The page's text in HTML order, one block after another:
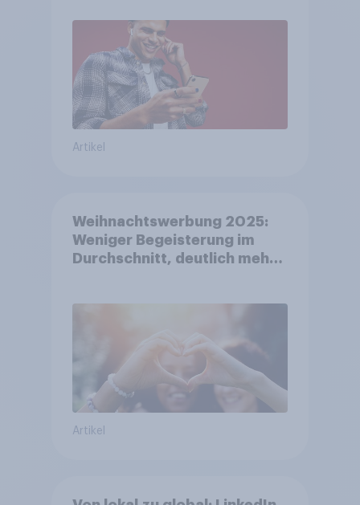
Artikel
Weihnachtswerbung 2025:
Weniger Begeisterung im
Durchschnitt, deutlich mehr
Artikel